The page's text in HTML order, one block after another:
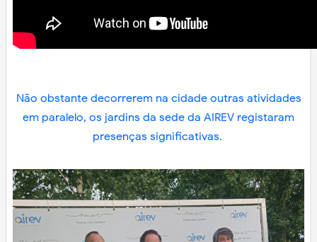
Não obstante decorrerem na cidade outras atividades
em paralelo, os jardins da sede da AIREV registaram
presenças significativas.